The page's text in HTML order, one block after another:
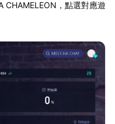
CHAMELEON，點選對應遊